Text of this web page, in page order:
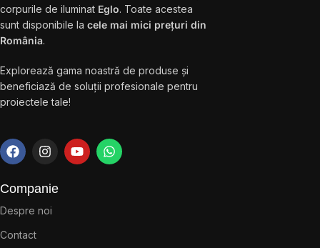
corpurile de iluminat Eglo. Toate acestea
sunt disponibile la cele mai mici prețuri din
România.
Explorează gama noastră de produse și
beneficiază de soluții profesionale pentru
proiectele tale!
Companie
Despre noi
Contact